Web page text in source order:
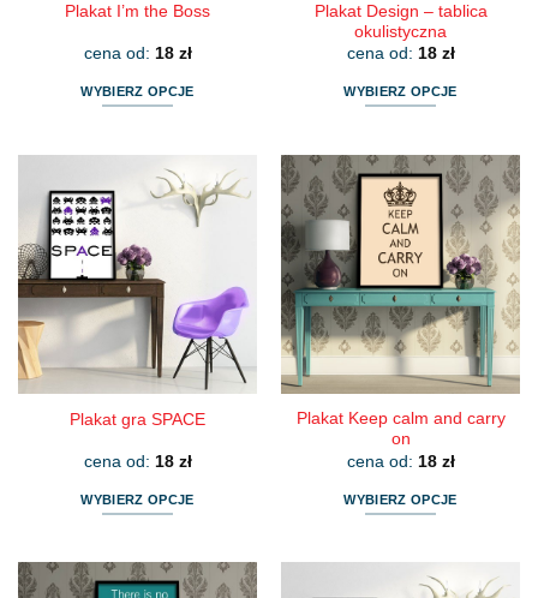
Plakat I’m the Boss
cena od: 18 zł
WYBIERZ OPCJE
wiele
wariantów.
Opcje
można
wybrać
na
stronie
produktu
Plakat Design – tablica
okulistyczna
cena od: 18 zł
WYBIERZ OPCJE
ma
wiele
wariantów.
Opcje
można
wybrać
na
stronie
produktu
Plakat gra SPACE
cena od: 18 zł
WYBIERZ OPCJE
ma
Plakat Keep calm and carry
on
cena od: 18 zł
WYBIERZ OPCJE